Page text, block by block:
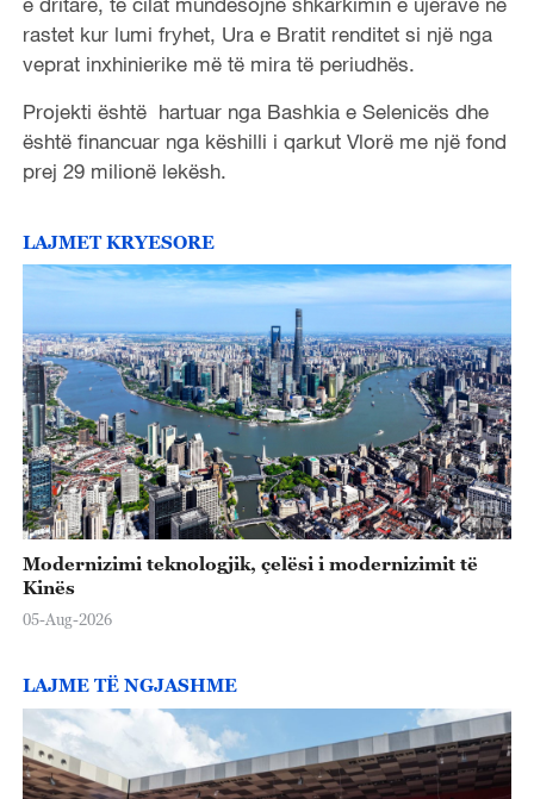
rastet kur lumi fryhet, Ura e Bratit renditet si një nga
veprat inxhinierike më të mira të periudhës.
Projekti është hartuar nga Bashkia e Selenicës dhe
është financuar nga këshilli i qarkut Vlorë me një fond
prej 29 milionë lekësh.
LAJMET KRYESORE
Modernizimi teknologjik, çelësi i modernizimit të
Kinës
05-Aug-2026
LAJME TË NGJASHME